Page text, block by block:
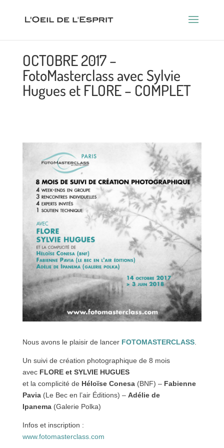
OCTOBRE 2017 –
FotoMasterclass avec Sylvie
Hugues et FLORE – COMPLET
Nous avons le plaisir de lancer FOTOMASTERCLASS.
Un suivi de création photographique de 8 mois
avec FLORE et SYLVIE HUGUES
et la complicité de Héloïse Conesa (BNF) – Fabienne
Pavia (Le Bec en l’air Éditions) – Adélie de
Ipanema(Galerie Polka)
Infos et inscription :
www.fotomasterclass.com